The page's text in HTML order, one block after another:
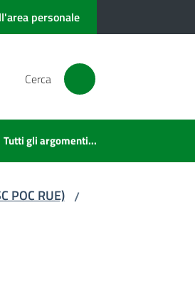
personale
Cerca
Tutti gli argomenti...
POC RUE) /